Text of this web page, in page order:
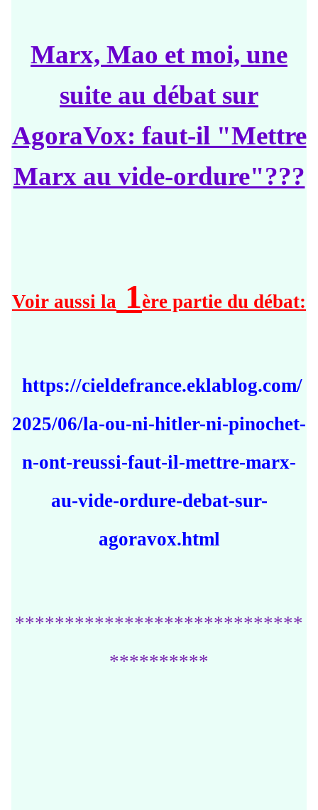
Marx, Mao et moi, une
suite au débat sur
AgoraVox: faut-il "Mettre
Marx au vide-ordure"???
Voir aussi la 1ère partie du débat:
https://cieldefrance.eklablog.com/
2025/06/la-ou-ni-hitler-ni-pinochet-
n-ont-reussi-faut-il-mettre-marx-
au-vide-ordure-debat-sur-
agoravox.html
*****************************
**********